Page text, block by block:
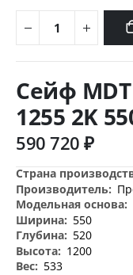
началу
изображений
Сейф
1255 2K
590 720 ₽
Дополнительная
информация
550
520
1200
533